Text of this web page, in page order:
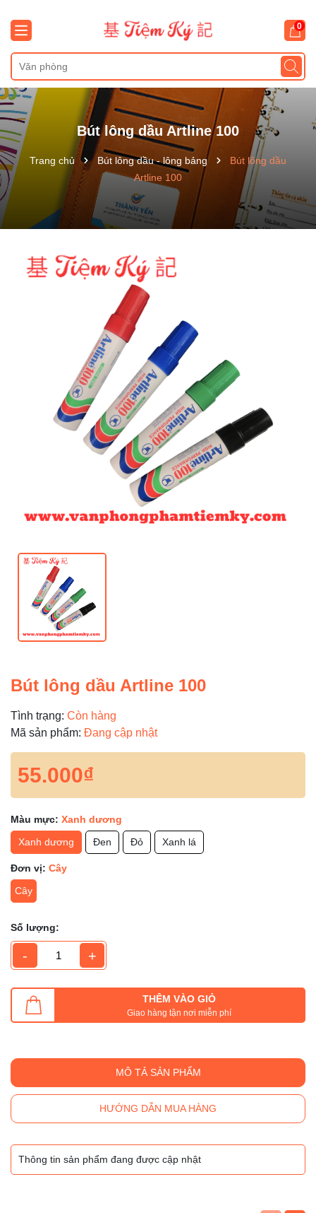
0
Bút lông dầu Artline 100
Trang chủ Bút lông dầu - lông bảng
Bút lông dầu
Artline 100
Bút lông dầu Artline 100
Tình trạng: Còn hàng
Mã sản phẩm: Đang cập nhật
55.000₫
Màu mực: Xanh dương
Xanh dương
Đen Đỏ Xanh lá
Đơn vị: Cây
Cây
Số lượng:
- +
THÊM VÀO GIỎ
Giao hàng tận nơi miễn phí
MÔ TẢ SẢN PHẨM
HƯỚNG DẪN MUA HÀNG
Thông tin sản phẩm đang được cập nhật